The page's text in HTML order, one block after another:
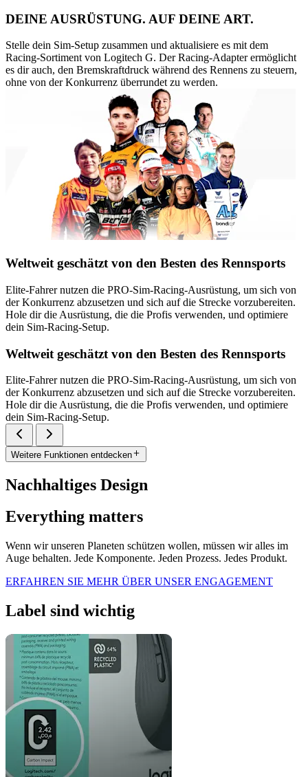
DEINE AUSRÜSTUNG. AUF DEINE ART.
Stelle dein Sim-Setup zusammen und aktualisiere es mit dem
Racing-Sortiment von Logitech G. Der Racing-Adapter ermöglicht
es dir auch, den Bremskraftdruck während des Rennens zu steuern,
ohne von der Konkurrenz überrundet zu werden.
Weltweit geschätzt von den Besten des Rennsports
Elite-Fahrer nutzen die PRO-Sim-Racing-Ausrüstung, um sich von
der Konkurrenz abzusetzen und sich auf die Strecke vorzubereiten.
Hole dir die Ausrüstung, die die Profis verwenden, und optimiere
dein Sim-Racing-Setup.
Weltweit geschätzt von den Besten des Rennsports
Elite-Fahrer nutzen die PRO-Sim-Racing-Ausrüstung, um sich von
der Konkurrenz abzusetzen und sich auf die Strecke vorzubereiten.
Hole dir die Ausrüstung, die die Profis verwenden, und optimiere
dein Sim-Racing-Setup.
Weitere Funktionen entdecken
Nachhaltiges Design
Everything matters
Wenn wir unseren Planeten schützen wollen, müssen wir alles im
Auge behalten. Jede Komponente. Jeden Prozess. Jedes Produkt.
ERFAHREN SIE MEHR ÜBER UNSER ENGAGEMENT
Label sind wichtig